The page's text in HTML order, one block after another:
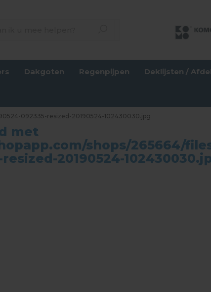
Dakgoten Regenpijpen Deklijsten /
092335-resized-20190524-102430030.jpg
met
shops/265664/
resized-20190524-